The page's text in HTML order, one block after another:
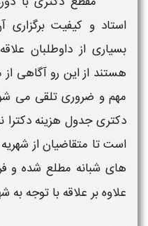
و کیفیت برگزاری آن هیچ
از داوطلبان علاقه
از این رو آگاهی از میزان
و ضروری تلقی می شود. برای
جدولهزینه دکترا نوبت
تا متقاضیان ازشهریه
شبانهمطلع شده و فرم
بر علاقه با توجه بهشهریههر